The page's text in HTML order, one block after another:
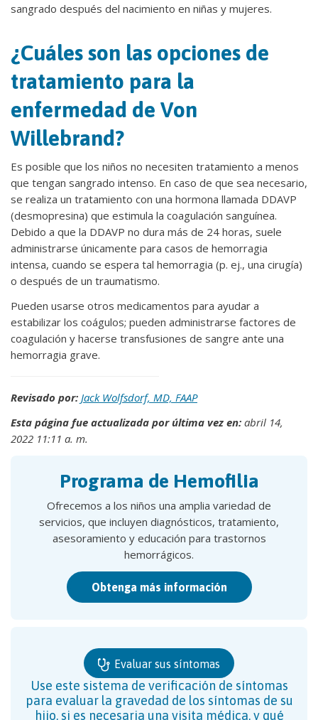
sangrado después del nacimiento en niñas y mujeres.
¿Cuáles son las opciones de
tratamiento para la
enfermedad de Von
Willebrand?
Es posible que los niños no necesiten tratamiento a menos
que tengan sangrado intenso. En caso de que sea necesario,
se realiza un tratamiento con una hormona llamada DDAVP
(desmopresina) que estimula la coagulación sanguínea.
Debido a que la DDAVP no dura más de 24 horas, suele
administrarse únicamente para casos de hemorragia
intensa, cuando se espera tal hemorragia (p. ej., una cirugía)
o después de un traumatismo.
Pueden usarse otros medicamentos para ayudar a
estabilizar los coágulos; pueden administrarse factores de
coagulación y hacerse transfusiones de sangre ante una
hemorragia grave.
Revisado por: Jack Wolfsdorf, MD, FAAP
Esta página fue actualizada por última vez en: abril 14,
2022 11:11 a. m.
Programa de Hemofilia
Ofrecemos a los niños una amplia variedad de
servicios, que incluyen diagnósticos, tratamiento,
asesoramiento y educación para trastornos
hemorrágicos.
Obtenga más información
Evaluar sus síntomas
Use este sistema de verificación de síntomas
para evaluar la gravedad de los síntomas de su
hijo, si es necesaria una visita médica, y qué